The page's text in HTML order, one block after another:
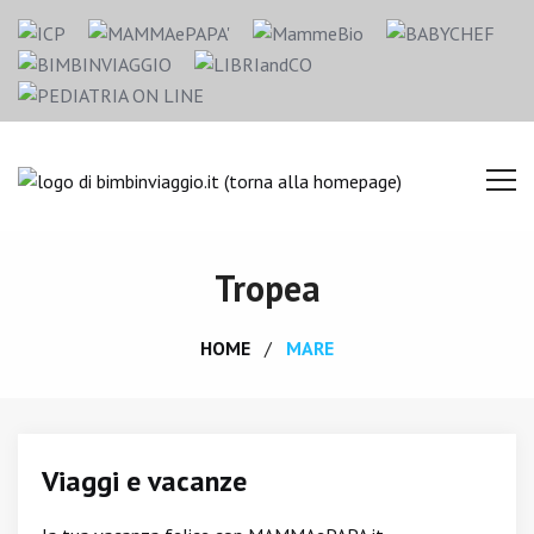
Tropea
HOME MARE
Viaggi e vacanze